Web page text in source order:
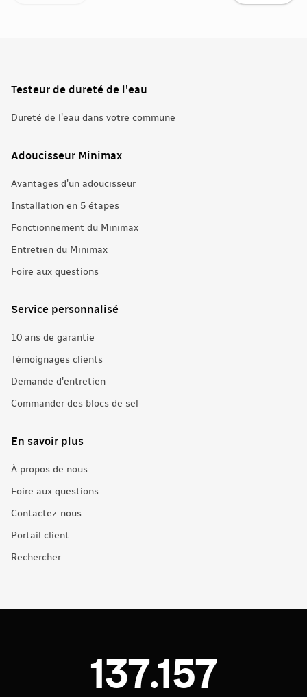
Testeur de dureté de l'eau
Dureté de l'eau dans votre commune
Adoucisseur Minimax
Avantages d'un adoucisseur
Installation en 5 étapes
Fonctionnement du Minimax
Entretien du Minimax
Foire aux questions
Service personnalisé
10 ans de garantie
Témoignages clients
Demande d'entretien
Commander des blocs de sel
En savoir plus
À propos de nous
Foire aux questions
Contactez-nous
Portail client
Rechercher
137.157